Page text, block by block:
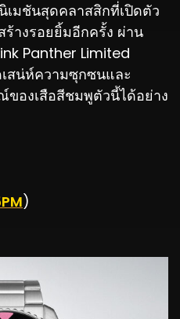
เมชันสุดคลาสสิกที่เปิดตัว
ร้างรอยยิ้มอีกครั้ง ผ่าน
Panther Limited
สน่ห์ความซุกซนและ
องเสือสีชมพูตัวนี้ได้อย่าง
)